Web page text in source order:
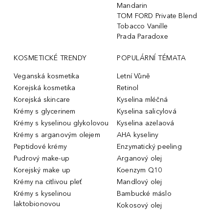
Mandarin
TOM FORD Private Blend
Tobacco Vanille
Prada Paradoxe
KOSMETICKÉ TRENDY
Veganská kosmetika
Korejská kosmetika
Korejská skincare
Krémy s glycerinem
Krémy s kyselinou glykolovou
Krémy s arganovým olejem
Peptidové krémy
Pudrový make-up
Korejský make up
Krémy na citlivou pleť
Krémy s kyselinou
laktobionovou
POPULÁRNÍ TÉMATA
Letní Vůně
Retinol
Kyselina mléčná
Kyselina salicylová
Kyselina azelaová
AHA kyseliny
Enzymatický peeling
Arganový olej
Koenzym Q10
Mandlový olej
Bambucké máslo
Kokosový olej